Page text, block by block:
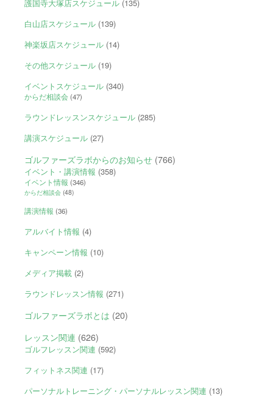
護国寺大塚店スケジュール(135)
白山店スケジュール(139)
神楽坂店スケジュール(14)
その他スケジュール(19)
イベントスケジュール(340)
からだ相談会(47)
ラウンドレッスンスケジュール(285)
講演スケジュール(27)
ゴルファーズラボからのお知らせ(766)
イベント・講演情報 (358)
イベント情報 (346)
からだ相談会(48)
講演情報 (36)
アルバイト情報 (4)
キャンペーン情報 (10)
メディア掲載(2)
ラウンドレッスン情報 (271)
ゴルファーズラボとは (20)
レッスン関連 (626)
ゴルフレッスン関連 (592)
フィットネス関連 (17)
パーソナルトレーニング・パーソナルレッスン関連 (13)